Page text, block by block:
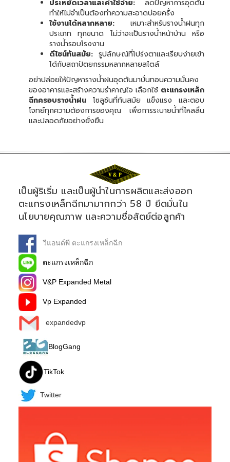
ประหยัดเวลาและค่าใช้จ่าย: ลดปัญหาการอุดตัน
ทำให้ไม่จำเป็นต้องทำความสะอาดบ่อยครั้ง
ใช้งานได้หลากหลาย: เหมาะสำหรับรางน้ำฝนทุก
ประเภท ทุกขนาด ไม่ว่าจะเป็นรางน้ำหน้าบ้าน หรือ
รางน้ำรอบโรงงาน
ดีไซน์ทันสมัย: รูปลักษณ์ที่โปร่งตาและเรียบง่ายเข้า
ได้กับสถาปัตยกรรมหลากหลายสไตล์
อย่าปล่อยให้ปัญหารางน้ำฝนอุดตันมาบั่นทอนความมั่นคง
ของอาคารและสร้างความรำคาญใจ เลือกใช้ ตะแกรงเหล็ก
ฉีกครอบรางน้ำฝน โซลูชันที่ทันสมัย แข็งแรง และตอบ
โจทย์ทุกความต้องการของคุณ เพื่อการระบายน้ำที่ไหลลื่น
และปลอดภัยอย่างยั่งยืน
เป็นผู้ริเริ่ม และเป็นผู้นำในการผลิตและส่งออก
ตะแกรงเหล็กฉีกมามากกว่า 58 ปี ยึดมั่นใน
นโยบายคุณภาพ และความซื่อสัตย์ต่อลูกค้า
วีแอนด์พี ตะแกรงเหล็กฉีก
ตะแกรงเหล็กฉีก
V&P Expanded Metal
Vp Expanded
expandedvp
BlogGang
TikTok
Twitter